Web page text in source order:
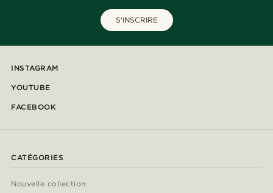
S'INSCRIRE
INSTAGRAM
YOUTUBE
FACEBOOK
CATÉGORIES
Nouvelle collection